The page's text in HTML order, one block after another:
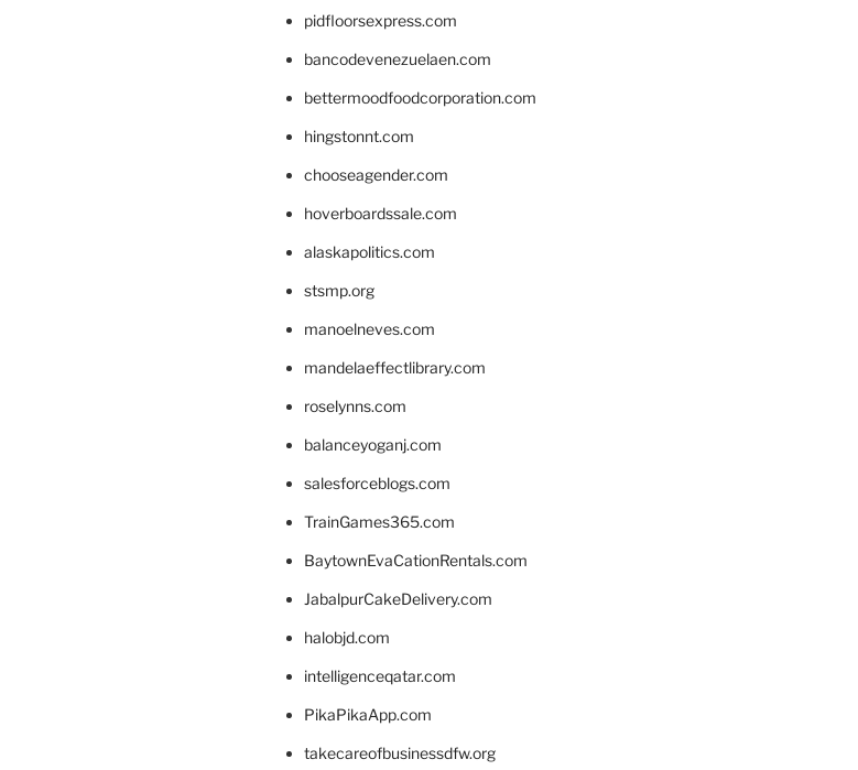
pidfloorsexpress.com
bancodevenezuelaen.com
bettermoodfoodcorporation.com
hingstonnt.com
chooseagender.com
hoverboardssale.com
alaskapolitics.com
stsmp.org
manoelneves.com
mandelaeffectlibrary.com
roselynns.com
balanceyoganj.com
salesforceblogs.com
TrainGames365.com
BaytownEvaCationRentals.com
JabalpurCakeDelivery.com
halobjd.com
intelligenceqatar.com
PikaPikaApp.com
takecareofbusinessdfw.org